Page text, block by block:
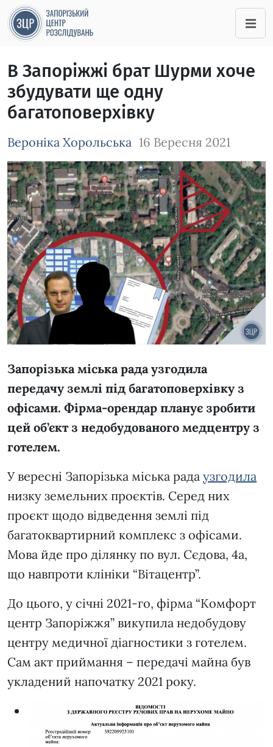
В Запоріжжі брат Шурми хоче
збудувати ще одну
багатоповерхівку
Вероніка Хорольська 16 Вересня 2021
Зображення завантажується
Запорізька міська рада узгодила
передачу землі під багатоповерхівку з
офісами. Фірма-орендар планує зробити
цей об’єкт з недобудованого медцентру з
готелем.
У вересні Запорізька міська рада узгодила
низку земельних проєктів. Серед них
проєкт щодо відведення землі під
багатоквартирний комплекс з офісами.
Мова йде про ділянку по вул. Сєдова, 4а,
що навпроти клініки “Вітацентр”.
До цього, у січні 2021-го, фірма “Комфорт
центр Запоріжжя” викупила недобудову
центру медичної діагностики з готелем.
Сам акт приймання – передачі майна був
укладений напочатку 2021 року.